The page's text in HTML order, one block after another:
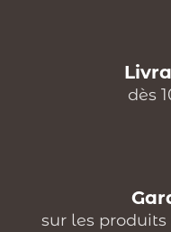
dès
sur les